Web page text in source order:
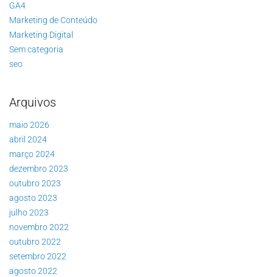
GA4
Marketing de Conteúdo
Marketing Digital
Sem categoria
seo
Arquivos
maio 2026
abril 2024
março 2024
dezembro 2023
outubro 2023
agosto 2023
julho 2023
novembro 2022
outubro 2022
setembro 2022
agosto 2022